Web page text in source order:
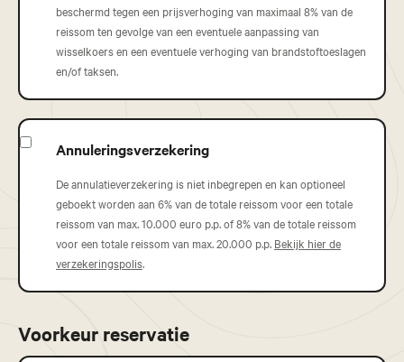
beschermd tegen een prijsverhoging van maximaal 8% van de
reissom ten gevolge van een eventuele aanpassing van
wisselkoers en een eventuele verhoging van brandstoftoeslagen
en/of taksen.
Annuleringsverzekering
De annulatieverzekering is niet inbegrepen en kan optioneel
geboekt worden aan 6% van de totale reissom voor een totale
reissom van max. 10.000 euro p.p. of 8% van de totale reissom
voor een totale reissom van max. 20.000 p.p. Bekijk hier de
verzekeringspolis.
Voorkeur reservatie